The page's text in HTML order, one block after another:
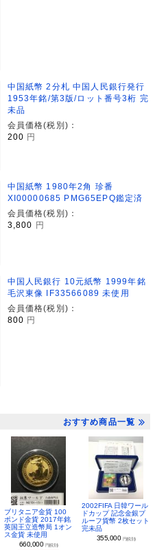
中国紙幣 2分札 中国人民銀行発行
1953年銘/第3版/ロット番号3桁 完
未品
会員価格(税別)：
200 円
中国紙幣 1980年2角 珍番
XI00000685 PMG65EPQ鑑定済
会員価格(税別)：
3,800
円
中国人民銀行 10元紙幣 1999年銘
毛沢東像 IF33566089 未使用
会員価格(税別)：
800 円
おすすめ商品一覧
ブリタニア金貨 100
ポンド金貨 2017年銘
英国王立造幣局 1オン
ス金貨 未使用
660,000 円(税別)
2002FIFA 日韓ワール
ドカップ 記念金銀プ
ルーフ貨幣 2枚セット
完未品
355,000 円(税別)